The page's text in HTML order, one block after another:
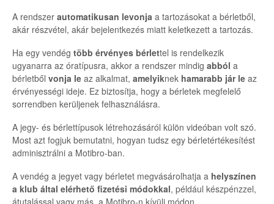
A rendszer automatikusan levonja a tartozásokat a bérletből,
akár részvétel, akár bejelentkezés miatt keletkezett a tartozás.
Ha egy vendég több érvényes bérlettel is rendelkezik
ugyanarra az óratípusra, akkor a rendszer mindig abból a
bérletből vonja le az alkalmat, amelyiknek hamarabb jár le az
érvényességi ideje. Ez biztosítja, hogy a bérletek megfelelő
sorrendben kerüljenek felhasználásra.
A jegy- és bérlettípusok létrehozásáról külön videóban volt szó.
Most azt fogjuk bemutatni, hogyan tudsz egy bérletértékesítést
adminisztrálni a Motibro-ban.
A vendég a jegyet vagy bérletet megvásárolhatja a helyszínen
a klub által elérhető fizetési módokkal, például készpénzzel,
átutalással vagy más, a Motibro-n kívüli módon.